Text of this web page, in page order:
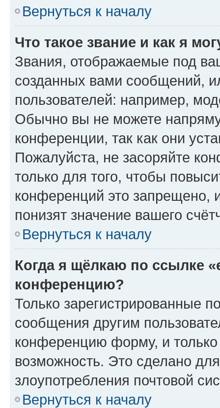
Вернуться к началу
Что такое звание и как я
Звания, отображаемые под
созданных вами сообщений,
пользователей: например,
Обычно вы не можете
конференции, так как они
Пожалуйста, не засоряйте
только для того, чтобы
конференций это запрещено,
понизят значение вашего
Вернуться к началу
Когда я щёлкаю по ссылке
конференцию?
Только зарегистрированные
сообщения другим
конференцию форму, и
возможность. Это сделано
злоупотребления почтовой
Вернуться к началу